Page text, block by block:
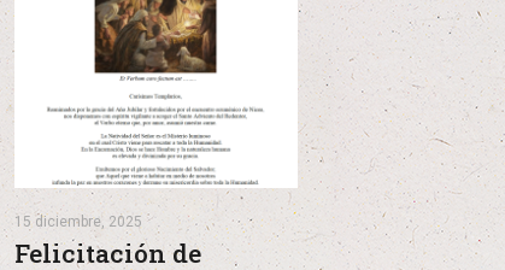
15 diciembre, 2025
Felicitación de